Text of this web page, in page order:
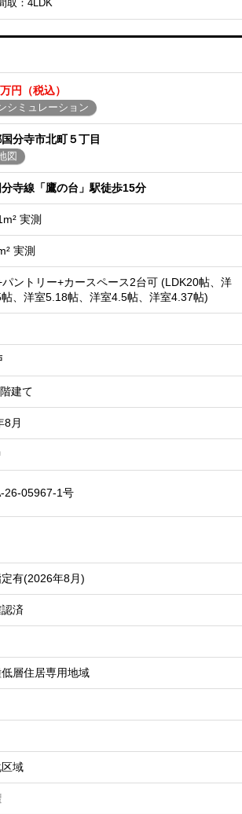
取：4LDK
万円（税込）
シミュレーション
分寺市北町５丁目
図
寺線「鷹の台」駅徒歩15分
実測
実測
ントリー+カースペース2台可 (LDK20帖、洋
、洋室5.18帖、洋室4.5帖、洋室4.37帖)
建て
8月
26-05967-1号
有(2026年8月)
済
層住居専用地域
域